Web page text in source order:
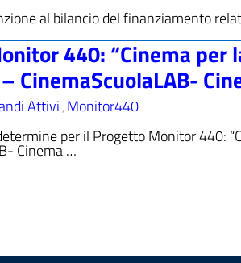
al bilancio del finanziamento
440: “Cinema
CinemaScuolaLAB-
Attivi, Monitor440
per il Progetto Monitor 440:
Cinema …